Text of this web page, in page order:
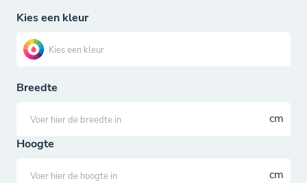
Kies een kleur
Breedte
Hoogte